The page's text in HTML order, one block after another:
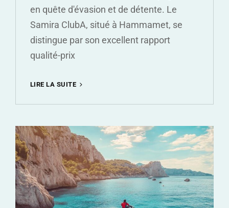
en quête d'évasion et de détente. Le
Samira ClubA, situé à Hammamet, se
distingue par son excellent rapport
qualité-prix
LIRE LA SUITE
TUNISIE
LE
SAMIRA
CLUBA,
L’ALTERNATIVE
ÉCONOMIQUE
ET
CONFORTABLE
SELON